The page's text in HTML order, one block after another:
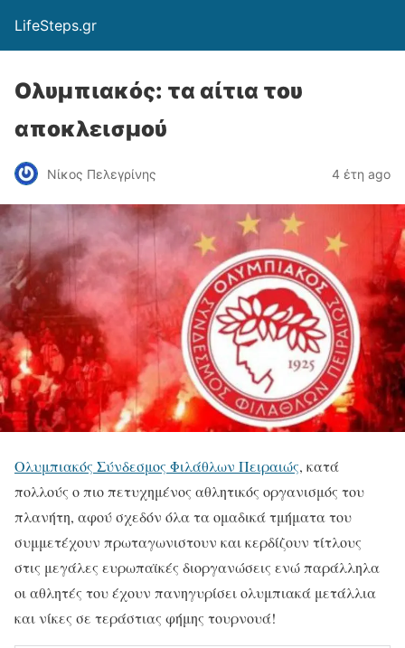
LifeSteps.gr
Ολυμπιακός: τα αίτια του
αποκλεισμού
Νίκος Πελεγρίνης 4 έτη ago
Ολυμπιακός Σύνδεσμος Φιλάθλων Πειραιώς, κατά
πολλούς ο πιο πετυχημένος αθλητικός οργανισμός του
πλανήτη, αφού σχεδόν όλα τα ομαδικά τμήματα του
συμμετέχουν πρωταγωνιστουν και κερδίζουν τίτλους
στις μεγάλες ευρωπαϊκές διοργανώσεις ενώ παράλληλα
οι αθλητές του έχουν πανηγυρίσει ολυμπιακά μετάλλια
και νίκες σε τεράστιας φήμης τουρνουά!